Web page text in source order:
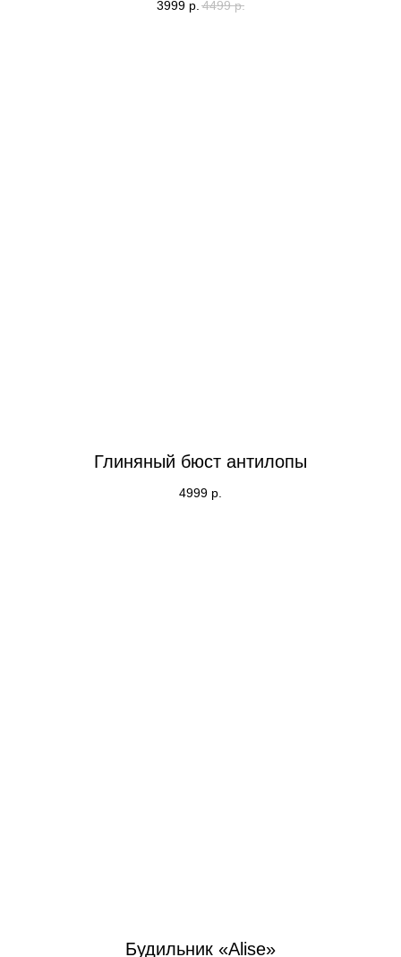
3999 р. 4499 р.
Глиняный бюст антилопы
4999 р.
Будильник «Alise»